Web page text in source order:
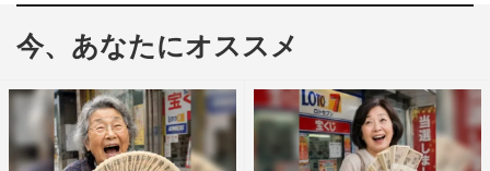
今、あなたにオススメ